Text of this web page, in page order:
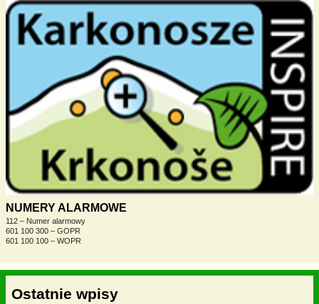
NUMERY ALARMOWE
112 – Numer alarmowy
601 100 300 – GOPR
601 100 100 – WOPR
Ostatnie wpisy